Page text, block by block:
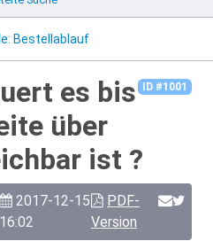
Bestellablauf
ID #1001
es bis
über
ist ?
2017-12-15
16:02
PDF-
Version